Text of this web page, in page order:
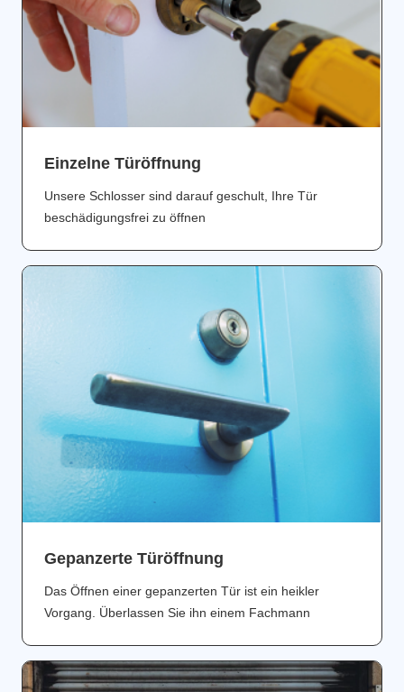
Einzelne Türöffnung
Unsere Schlosser sind darauf geschult, Ihre Tür
beschädigungsfrei zu öffnen
Gepanzerte Türöffnung
Das Öffnen einer gepanzerten Tür ist ein heikler
Vorgang. Überlassen Sie ihn einem Fachmann